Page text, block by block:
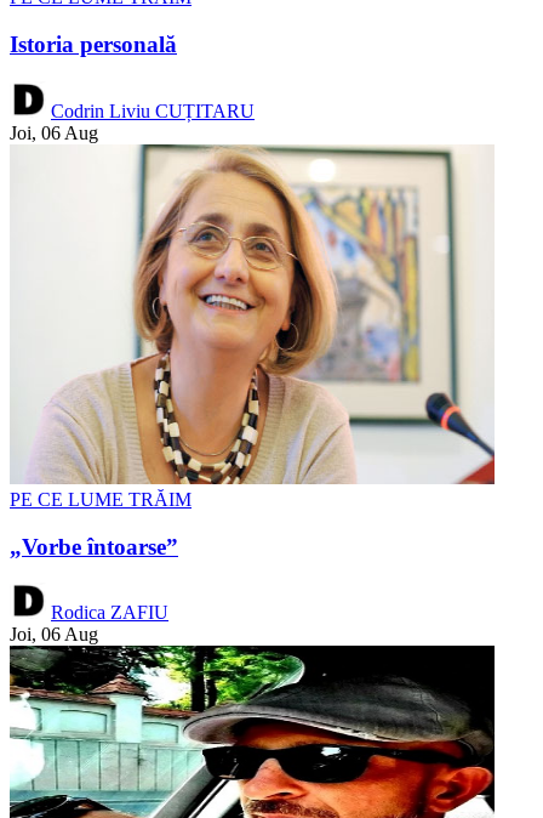
Istoria personală
Codrin Liviu CUȚITARU
Joi, 06 Aug
PE CE LUME TRĂIM
„Vorbe întoarse”
Rodica ZAFIU
Joi, 06 Aug